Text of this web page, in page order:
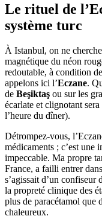
Le rituel de
système turc
À Istanbul, on ne
magnétique du néon
redoutable, à condition
appelons ici l’Eczane.
de Beşiktaş ou sur les
écarlate et clignotant
l’heure du dîner).
Détrompez-vous,
médicaments ; c’est une
impeccable. Ma propre
France, a failli entrer
s’agissait d’un confiseur
la propreté clinique des
plus de paracétamol que
chaleureux.